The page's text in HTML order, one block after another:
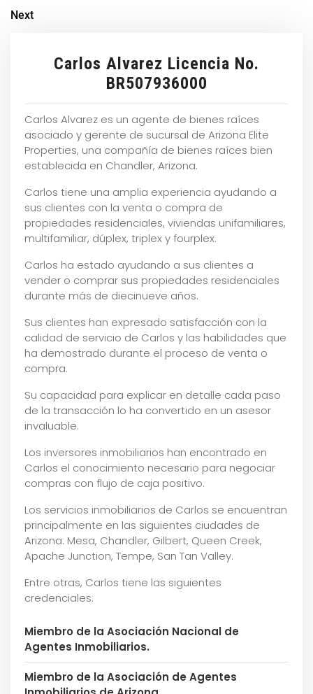
Next
Carlos Alvarez Licencia No.
BR507936000
Carlos Alvarez es un agente de bienes raíces
asociado y gerente de sucursal de Arizona Elite
Properties, una compañía de bienes raíces bien
establecida en Chandler, Arizona.
Carlos tiene una amplia experiencia ayudando a
sus clientes con la venta o compra de
propiedades residenciales, viviendas unifamiliares,
multifamiliar, dúplex, triplex y fourplex.
Carlos ha estado ayudando a sus clientes a
vender o comprar sus propiedades residenciales
durante más de diecinueve años.
Sus clientes han expresado satisfacción con la
calidad de servicio de Carlos y las habilidades que
ha demostrado durante el proceso de venta o
compra.
Su capacidad para explicar en detalle cada paso
de la transacción lo ha convertido en un asesor
invaluable.
Los inversores inmobiliarios han encontrado en
Carlos el conocimiento necesario para negociar
compras con flujo de caja positivo.
Los servicios inmobiliarios de Carlos se encuentran
principalmente en las siguientes ciudades de
Arizona: Mesa, Chandler, Gilbert, Queen Creek,
Apache Junction, Tempe, San Tan Valley.
Entre otras, Carlos tiene las siguientes
credenciales:
Miembro de la Asociación Nacional de
Agentes Inmobiliarios.
Miembro de la Asociación de Agentes